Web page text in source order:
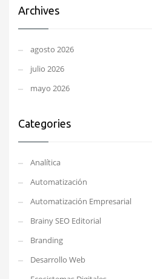
Archives
agosto 2026
julio 2026
mayo 2026
Categories
Analítica
Automatización
Automatización Empresarial
Brainy SEO Editorial
Branding
Desarrollo Web